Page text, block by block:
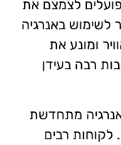
לצמצם את
באנרגיה
ומונע את
רבה בעידן
מתחדשת
רבים